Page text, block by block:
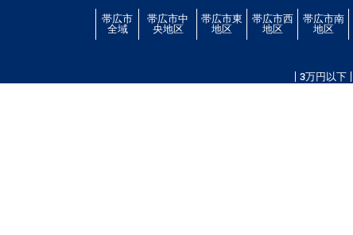
帯広市
全域
帯広市中
央地区
帯広市東
地区
帯広市西
地区
帯広市南
地区
3万円以下